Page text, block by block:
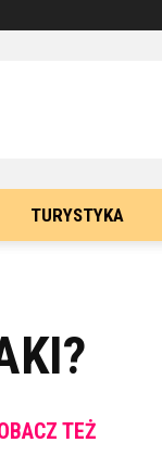
TURYSTYKA
TEŻ